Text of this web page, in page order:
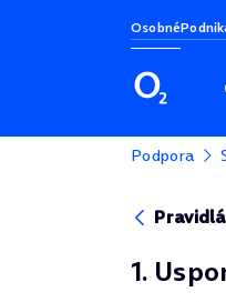
Osobné
Podpora
1.